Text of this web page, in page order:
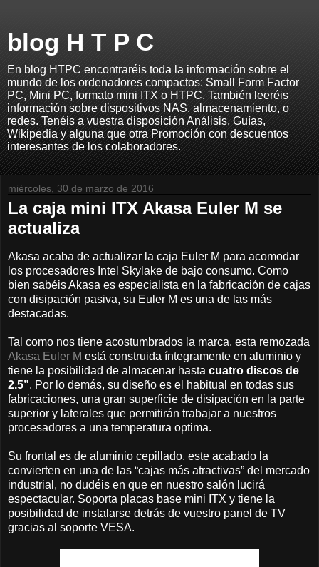
blog H T P C
En blog HTPC encontraréis toda la información sobre el
mundo de los ordenadores compactos: Small Form Factor
PC, Mini PC, formato mini ITX o HTPC. También leeréis
información sobre dispositivos NAS, almacenamiento, o
redes. Tenéis a vuestra disposición Análisis, Guías,
Wikipedia y alguna que otra Promoción con descuentos
interesantes de los colaboradores.
miércoles, 30 de marzo de 2016
La caja mini ITX Akasa Euler M se
actualiza
Akasa acaba de actualizar la caja Euler M para acomodar
los procesadores Intel Skylake de bajo consumo. Como
bien sabéis Akasa es especialista en la fabricación de cajas
con disipación pasiva, su Euler M es una de las más
destacadas.
Tal como nos tiene acostumbrados la marca, esta remozada
Akasa Euler M está construida íntegramente en aluminio y
tiene la posibilidad de almacenar hasta cuatro discos de
2.5”. Por lo demás, su diseño es el habitual en todas sus
fabricaciones, una gran superficie de disipación en la parte
superior y laterales que permitirán trabajar a nuestros
procesadores a una temperatura optima.
Su frontal es de aluminio cepillado, este acabado la
convierten en una de las “cajas más atractivas” del mercado
industrial, no dudéis en que en nuestro salón lucirá
espectacular. Soporta placas base mini ITX y tiene la
posibilidad de instalarse detrás de vuestro panel de TV
gracias al soporte VESA.